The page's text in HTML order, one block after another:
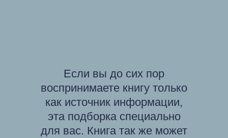
Если вы до сих пор
воспринимаете книгу только
как источник информации,
эта подборка специально
для вас. Книга так же может